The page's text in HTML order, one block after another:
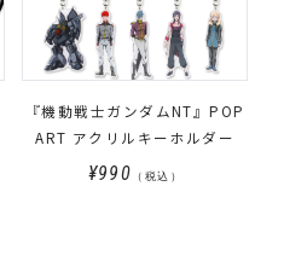
『機動戦士ガンダムNT』POP
ART アクリルキーホルダー
¥990 （税込）